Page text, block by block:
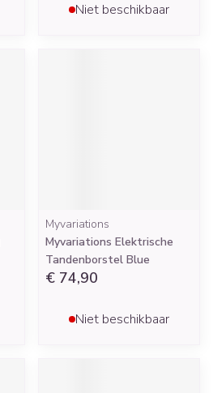
Niet beschikbaar
Myvariations
Myvariations Elektrische
Tandenborstel Blue
€ 74,90
Niet beschikbaar